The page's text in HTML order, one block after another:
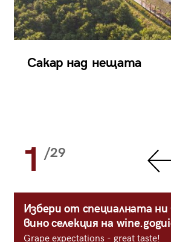
Сакар над нещата
1 /29
Избери от специалната ни
вино селекция на
Grape expectations - great taste!